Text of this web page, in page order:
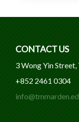
CONTACT US
3 Wong Yin
+852 2461 0304